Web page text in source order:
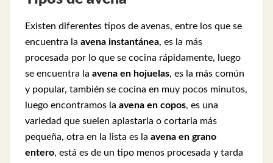
Existen diferentes tipos de avenas, entre los que se
encuentra la avena instantánea, es la más
procesada por lo que se cocina rápidamente, luego
se encuentra la avena en hojuelas, es la más común
y popular, también se cocina en muy pocos minutos,
luego encontramos la avena en copos, es una
variedad que suelen aplastarla o cortarla más
pequeña, otra en la lista es la avena en grano
entero, está es de un tipo menos procesada y tarda